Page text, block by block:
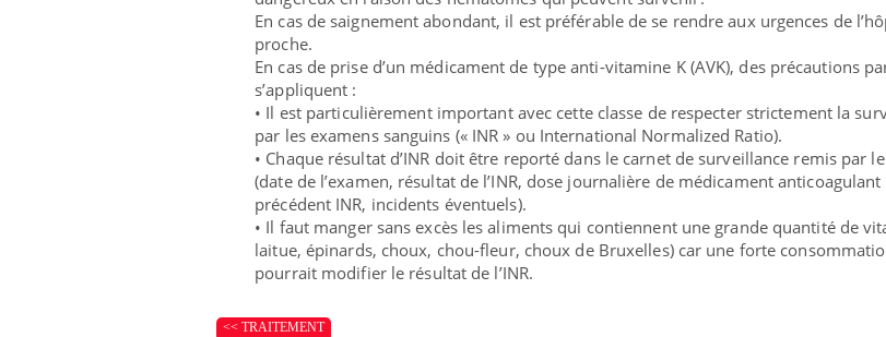
En cas de saignement abondant, il est préférable de se rendre aux urgences de
proche.
En cas de prise d’un médicament de type anti-vitamine K (AVK), des précautions
s’appliquent :
• Il est particulièrement important avec cette classe de respecter strictement la
par les examens sanguins (« INR » ou International Normalized Ratio).
• Chaque résultat d’INR doit être reporté dans le carnet de surveillance remis par
(date de l’examen, résultat de l’INR, dose journalière de médicament
précédent INR, incidents éventuels).
• Il faut manger sans excès les aliments qui contiennent une grande quantité de
laitue, épinards, choux, chou-fleur, choux de Bruxelles) car une forte
pourrait modifier le résultat de l’INR.
<< TRAITEMENT